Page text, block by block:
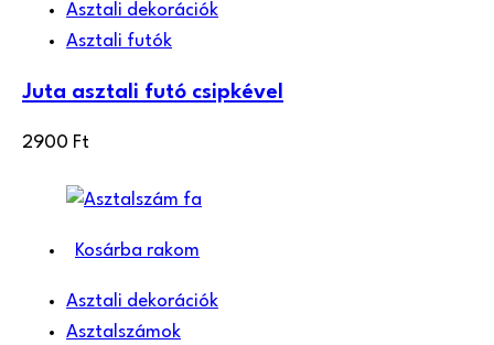
Asztali dekorációk
Asztali futók
Juta asztali futó csipkével
2900 Ft
Kosárba rakom
Asztali dekorációk
Asztalszámok